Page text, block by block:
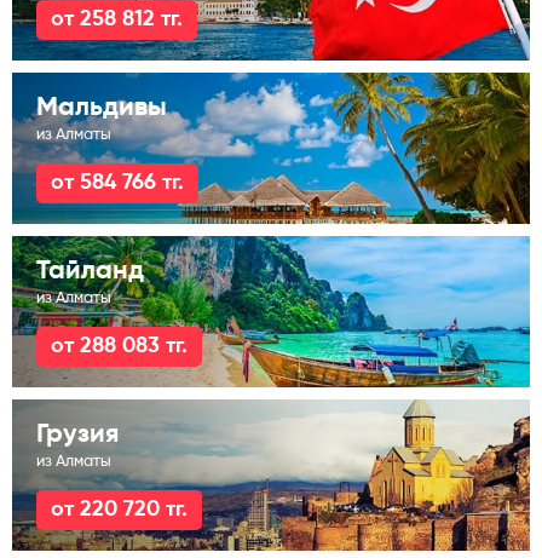
от 258 812 тг.
Мальдивы
из Алматы
от 584 766 тг.
Тайланд
из Алматы
от 288 083 тг.
Грузия
из Алматы
от 220 720 тг.